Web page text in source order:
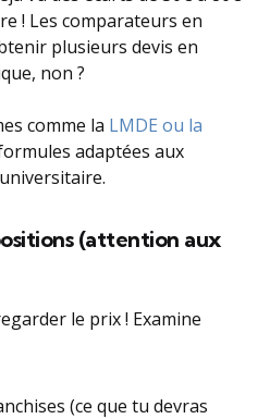
! Les comparateurs en
plusieurs devis en
non ?
comme la LMDE ou la
adaptées aux
(attention aux
le prix ! Examine
(ce que tu devras